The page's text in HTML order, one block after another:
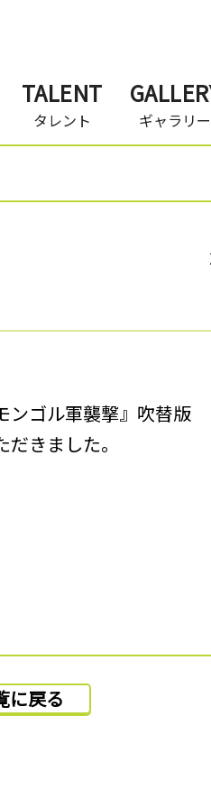
TALENT
タレント ギャラリー
ンゴル軍襲撃』吹替版
きました。
に戻る